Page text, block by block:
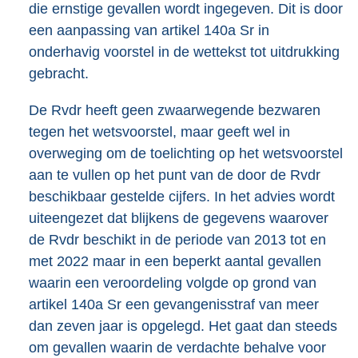
die ernstige gevallen wordt ingegeven. Dit is door
een aanpassing van artikel 140a Sr in
onderhavig voorstel in de wettekst tot uitdrukking
gebracht.
De Rvdr heeft geen zwaarwegende bezwaren
tegen het wetsvoorstel, maar geeft wel in
overweging om de toelichting op het wetsvoorstel
aan te vullen op het punt van de door de Rvdr
beschikbaar gestelde cijfers. In het advies wordt
uiteengezet dat blijkens de gegevens waarover
de Rvdr beschikt in de periode van 2013 tot en
met 2022 maar in een beperkt aantal gevallen
waarin een veroordeling volgde op grond van
artikel 140a Sr een gevangenisstraf van meer
dan zeven jaar is opgelegd. Het gaat dan steeds
om gevallen waarin de verdachte behalve voor